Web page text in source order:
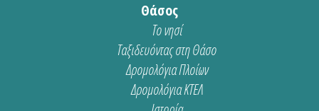
Θάσος
Το νησί
Ταξιδευόντας στη Θάσο
Δρομολόγια Πλοίων
Δρομολόγια ΚΤΕΛ